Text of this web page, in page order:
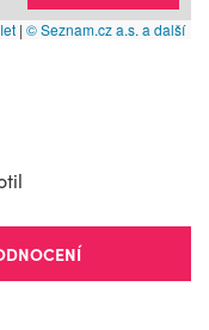
| © Seznam.cz a.s. a další